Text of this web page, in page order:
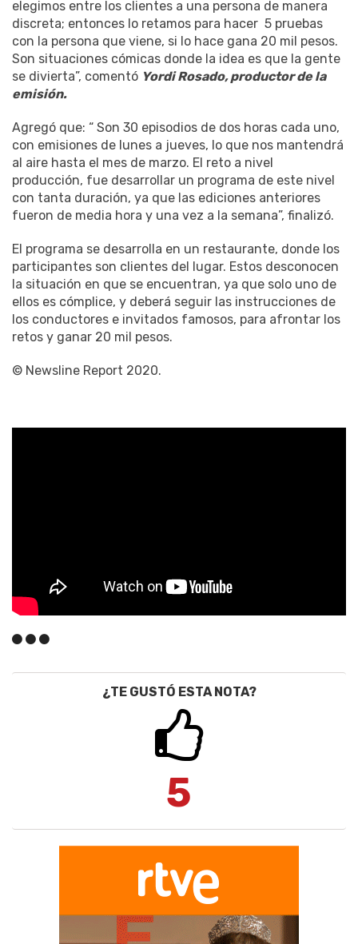
elegimos entre los clientes a una persona de manera
discreta; entonces lo retamos para hacer 5 pruebas
con la persona que viene, si lo hace gana 20 mil pesos.
Son situaciones cómicas donde la idea es que la gente
se divierta”, comentó Yordi Rosado, productor de la
emisión.
Agregó que: “ Son 30 episodios de dos horas cada uno,
con emisiones de lunes a jueves, lo que nos mantendrá
al aire hasta el mes de marzo. El reto a nivel
producción, fue desarrollar un programa de este nivel
con tanta duración, ya que las ediciones anteriores
fueron de media hora y una vez a la semana”, finalizó.
El programa se desarrolla en un restaurante, donde los
participantes son clientes del lugar. Estos desconocen
la situación en que se encuentran, ya que solo uno de
ellos es cómplice, y deberá seguir las instrucciones de
los conductores e invitados famosos, para afrontar los
retos y ganar 20 mil pesos.
© Newsline Report 2020.
¿TE GUSTÓ ESTA NOTA?
5